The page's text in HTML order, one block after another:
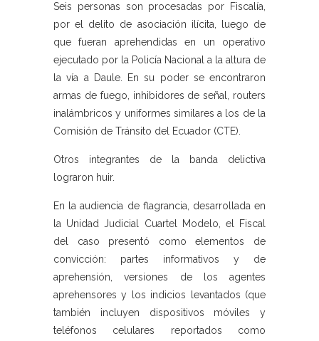
Seis personas son procesadas por Fiscalía,
por el delito de asociación ilícita, luego de
que fueran aprehendidas en un operativo
ejecutado por la Policía Nacional a la altura de
la vía a Daule. En su poder se encontraron
armas de fuego, inhibidores de señal, routers
inalámbricos y uniformes similares a los de la
Comisión de Tránsito del Ecuador (CTE).
Otros integrantes de la banda delictiva
lograron huir.
En la audiencia de flagrancia, desarrollada en
la Unidad Judicial Cuartel Modelo, el Fiscal
del caso presentó como elementos de
convicción: partes informativos y de
aprehensión, versiones de los agentes
aprehensores y los indicios levantados (que
también incluyen dispositivos móviles y
teléfonos celulares reportados como